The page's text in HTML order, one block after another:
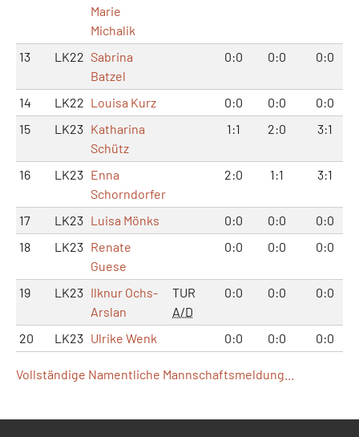
Marie
Michalik
13 LK22 Sabrina
Batzel
0:0 0:0 0:0
14 LK22 Louisa Kurz 0:0 0:0
0:0
15
LK23 Katharina
Schütz
1:1 2:0 3:1
16 LK23 Enna
Schorndorfer
2:0 1:1 3:1
17 LK23 Luisa Mönks 0:0 0:0
0:0
18
LK23 Renate
Guese
0:0 0:0 0:0
19 LK23 Ilknur Ochs-
Arslan
TUR
A/D
0:0 0:0 0:0
20 LK23 Ulrike Wenk 0:0 0:0 0:0
Vollständige Namentliche Mannschaftsmeldung...